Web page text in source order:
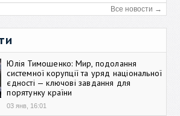
Все новости →
Юлія Тимошенко: Мир, подолання
системної корупції та уряд національної
єдності — ключові завдання для
порятунку країни
03 янв, 16:01